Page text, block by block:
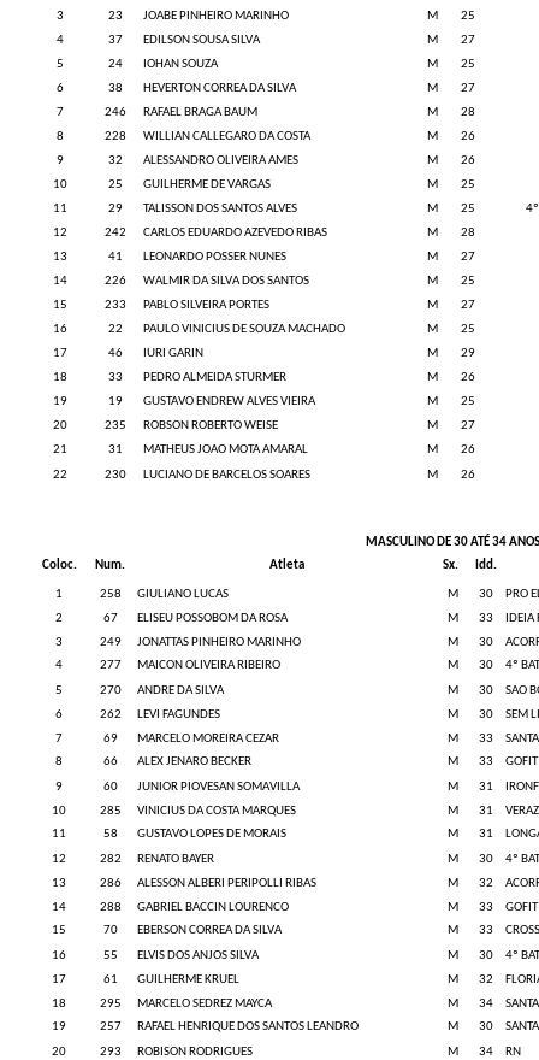
3
23 JOABE PINHEIRO MARINHO M
25
4
37 EDILSON SOUSA SILVA M
27
5
24 IOHAN SOUZA M
25
6
38 HEVERTON CORREA DA SILVA M
27
7
246 RAFAEL BRAGA BAUM M
28
8
228 WILLIAN CALLEGARO DA COSTA M
26
9
32 ALESSANDRO OLIVEIRA AMES M
26
10
25 GUILHERME DE VARGAS M
25
11
29 TALISSON DOS SANTOS ALVES M 25
12
242 CARLOS EDUARDO AZEVEDO RIBAS M
28
13
41 LEONARDO POSSER NUNES M
27
14
226 WALMIR DA SILVA DOS SANTOS M
25
15
233 PABLO SILVEIRA PORTES M
27
16
22 PAULO VINICIUS DE SOUZA MACHADO M
25
17
46 IURI GARIN M
29
18
33 PEDRO ALMEIDA STURMER M
26
19
19 GUSTAVO ENDREW ALVES VIEIRA M
25
20
235 ROBSON ROBERTO WEISE M
27
21
31 MATHEUS JOAO MOTA AMARAL M
26
22
230 LUCIANO DE BARCELOS SOARES M 26
MASCULINO DE 30 ATÉ 34 ANOS
Coloc.
Num. Atleta Sx. Idd.
1 258 GIULIANO LUCAS M 30
PRO
2
67 ELISEU POSSOBOM DA ROSA M 33
IDEIA
3
249 JONATTAS PINHEIRO MARINHO M 30
4
277 MAICON OLIVEIRA RIBEIRO M 30
4º
5
270 ANDRE DA SILVA M 30
SAO
6
262 LEVI FAGUNDES M 30
SEM
7
69 MARCELO MOREIRA CEZAR M 33
8
66 ALEX JENARO BECKER M 33
GOFIT
9
60 JUNIOR PIOVESAN SOMAVILLA M 31
10
285 VINICIUS DA COSTA MARQUES M 31
VERAZ
11
58 GUSTAVO LOPES DE MORAIS M 31
12
282 RENATO BAYER M 30
4º
13
286 ALESSON ALBERI PERIPOLLI RIBAS M 32
14
288 GABRIEL BACCIN LOURENCO M 33
GOFIT
15
70 EBERSON CORREA DA SILVA M 33
16
55 ELVIS DOS ANJOS SILVA M 30
4º
17
61 GUILHERME KRUEL M 32
18
295 MARCELO SEDREZ MAYCA M 34
19
257 RAFAEL HENRIQUE DOS SANTOS LEANDRO M 30
20
293 ROBISON RODRIGUES M 34
RN